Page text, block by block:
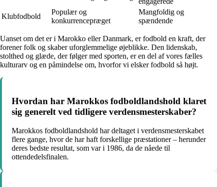
Klubfodbold
Populær og
konkurrencepræget
Mangfoldig og
spændende
Uanset om det er i Marokko eller Danmark, er fodbold en kraft, der
forener folk og skaber uforglemmelige øjeblikke. Den lidenskab,
stolthed og glæde, der følger med sporten, er en del af vores fælles
kulturarv og en påmindelse om, hvorfor vi elsker fodbold så højt.
Hvordan har Marokkos fodboldlandshold klaret
sig generelt ved tidligere verdensmesterskaber?
Marokkos fodboldlandshold har deltaget i verdensmesterskabet
flere gange, hvor de har haft forskellige præstationer – herunder
deres bedste resultat, som var i 1986, da de nåede til
ottendedelsfinalen.